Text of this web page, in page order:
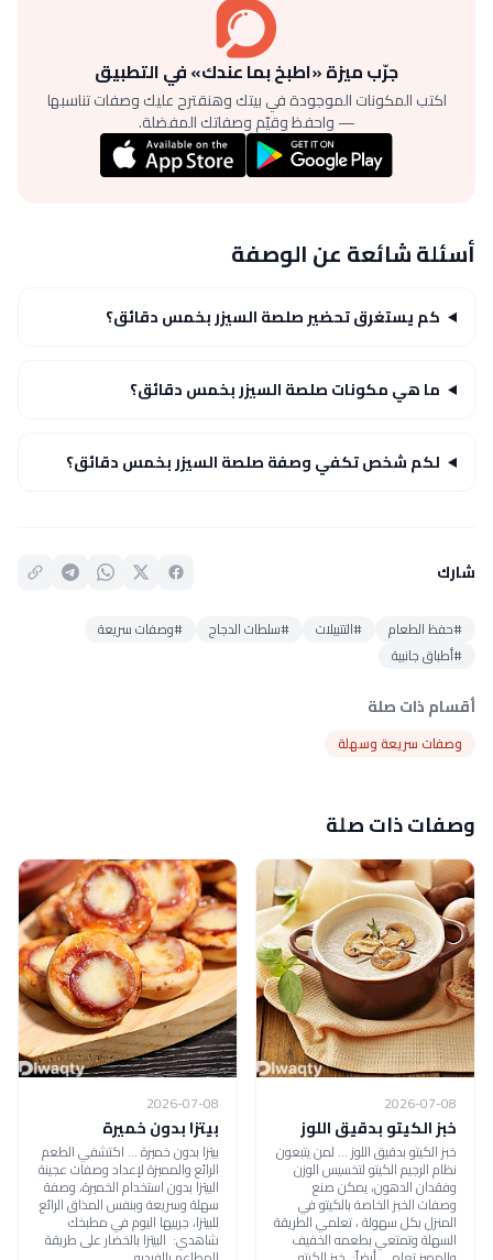
جرّب ميزة «اطبخ بما عندك» في التطبيق
اكتب المكونات الموجودة في بيتك وهنقترح عليك وصفات تناسبها
— واحفظ وقيّم وصفاتك المفضلة.
أسئلة شائعة عن الوصفة
كم يستغرق تحضير صلصة السيزر بخمس دقائق؟
ما هي مكونات صلصة السيزر بخمس دقائق؟
لكم شخص تكفي وصفة صلصة السيزر بخمس دقائق؟
شارك
#حفظ الطعام #التتبيلات #سلطات الدجاج
#وصفات سريعة
#أطباق جانبية
أقسام ذات صلة
وصفات سريعة وسهلة
وصفات ذات صلة
2026-07-08
خبز الكيتو بدقيق اللوز
خبز الكيتو بدقيق اللوز ... لمن يتبعون
نظام الرجيم الكيتو لتخسيس الوزن
وفقدان الدهون، يمكن صنع
وصفات الخبز الخاصة بالكيتو في
المنزل بكل سهولة ، تعلمي الطريقة
السهلة وتمتعي بطعمه الخفيف
2026-07-08
بيتزا بدون خميرة
بيتزا بدون خميرة ... اكتشفي الطعم
الرائع والمميزة لإعداد وصفات عجينة
البيتزا بدون استخدام الخميرة، وصفة
سهلة وسريعة وبنفس المذاق الرائع
للبيتزا، جربيها اليوم في مطبخك
شاهدي: البيتزا بالخضار على طريقة